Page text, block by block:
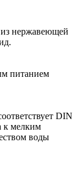
нержавеющей
питанием
DIN
к мелким
воды